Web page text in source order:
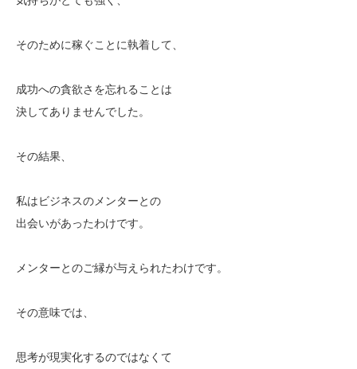
そのために稼ぐことに執着して、
成功への貪欲さを忘れることは
決してありませんでした。
その結果、
私はビジネスのメンターとの
出会いがあったわけです。
メンターとのご縁が与えられたわけです。
その意味では、
思考が現実化するのではなくて